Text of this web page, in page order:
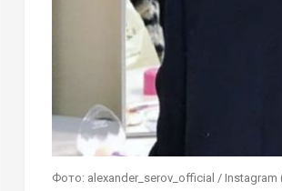
Фото: alexander_serov_official / Instagram